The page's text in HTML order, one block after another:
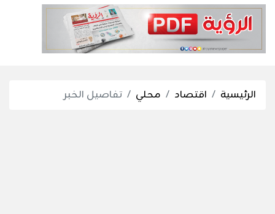
الرئيسية اقتصاد محلي تفاصيل الخبر